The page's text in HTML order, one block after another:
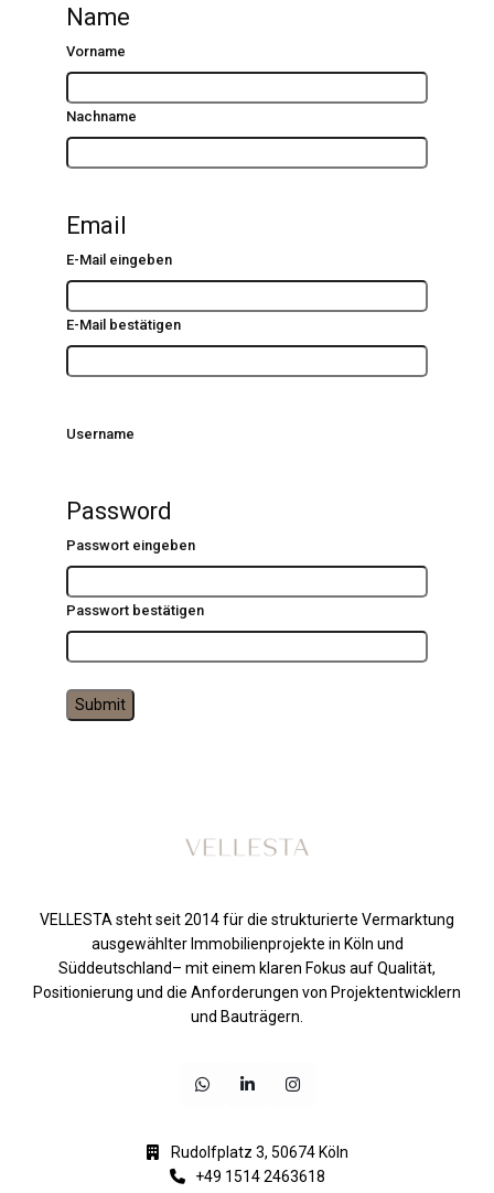
Name
Vorname
Nachname
Email
E-Mail eingeben
E-Mail bestätigen
Username
Password
Passwort eingeben
Passwort bestätigen
VELLESTA steht seit 2014 für die strukturierte Vermarktung
ausgewählter Immobilienprojekte in Köln und
Süddeutschland– mit einem klaren Fokus auf Qualität,
Positionierung und die Anforderungen von Projektentwicklern
und Bauträgern.
Rudolfplatz 3, 50674 Köln
+49 1514 2463618